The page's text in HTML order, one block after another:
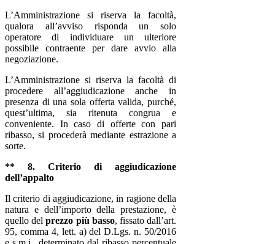
L’Amministrazione si riserva la facoltà,
qualora all’avviso risponda un solo
operatore di individuare un ulteriore
possibile contraente per dare avvio alla
negoziazione.
L’Amministrazione si riserva la facoltà di
procedere all’aggiudicazione anche in
presenza di una sola offerta valida, purché,
quest’ultima, sia ritenuta congrua e
conveniente. In caso di offerte con pari
ribasso, si procederà mediante estrazione a
sorte.
** 8. Criterio di aggiudicazione
dell’appalto
Il criterio di aggiudicazione, in ragione della
natura e dell’importo della prestazione, è
quello delprezzo più basso, fissato dall’art.
95, comma 4, lett. a) del D.Lgs. n. 50/2016